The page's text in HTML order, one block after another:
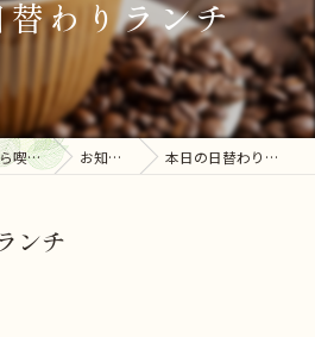
替わりランチ
名古屋市港区の喫茶店なら喫茶ベル お知らせ 本日の日替わりランチ
ンチ